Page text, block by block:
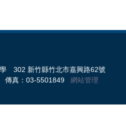
302 新竹縣竹北市嘉興路62號
真：03-5501849 網站管理